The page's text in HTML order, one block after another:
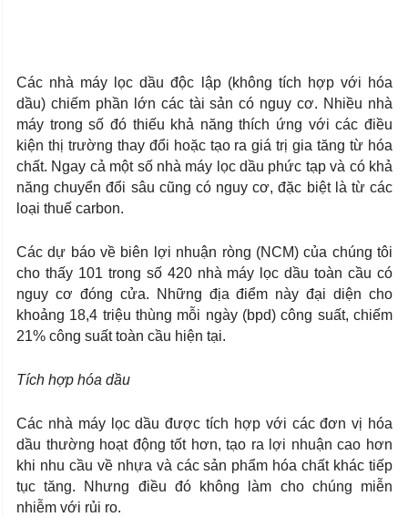
Các nhà máy lọc dầu độc lập (không tích hợp với hóa
dầu) chiếm phần lớn các tài sản có nguy cơ. Nhiều nhà
máy trong số đó thiếu khả năng thích ứng với các điều
kiện thị trường thay đổi hoặc tạo ra giá trị gia tăng từ hóa
chất. Ngay cả một số nhà máy lọc dầu phức tạp và có khả
năng chuyển đổi sâu cũng có nguy cơ, đặc biệt là từ các
loại thuế carbon.
Các dự báo về biên lợi nhuận ròng (NCM) của chúng tôi
cho thấy 101 trong số 420 nhà máy lọc dầu toàn cầu có
nguy cơ đóng cửa. Những địa điểm này đại diện cho
khoảng 18,4 triệu thùng mỗi ngày (bpd) công suất, chiếm
21% công suất toàn cầu hiện tại.
Tích hợp hóa dầu
Các nhà máy lọc dầu được tích hợp với các đơn vị hóa
dầu thường hoạt động tốt hơn, tạo ra lợi nhuận cao hơn
khi nhu cầu về nhựa và các sản phẩm hóa chất khác tiếp
tục tăng. Nhưng điều đó không làm cho chúng miễn
nhiễm với rủi ro.